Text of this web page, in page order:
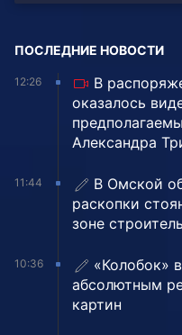
ПОСЛЕДНИЕ НОВОСТИ
12:26
В
оказалось
Александра
11:44
В Омской
раскопки
зоне
10:36
«Колобок»
абсолютным
картин